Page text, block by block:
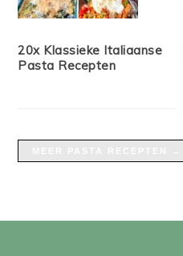
20x Klassieke Italiaanse
Pasta Recepten